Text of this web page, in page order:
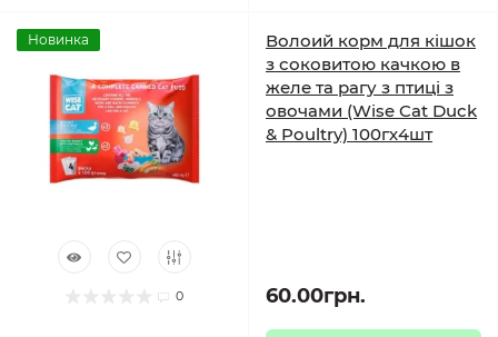
Новинка
0
Волоий корм для кішок
з соковитою качкою в
желе та рагу з птиці з
овочами (Wise Cat Duck
& Poultry) 100гх4шт
60.00грн.